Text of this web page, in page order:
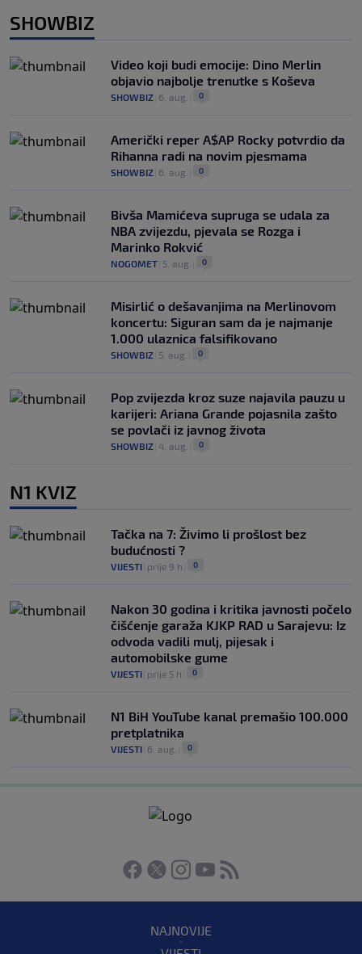
SHOWBIZ
Video koji budi emocije: Dino Merlin
objavio najbolje trenutke s Koševa
SHOWBIZ 6. aug. 0
Američki reper A$AP Rocky potvrdio da
Rihanna radi na novim pjesmama
SHOWBIZ 6. aug. 0
Bivša Mamićeva supruga se udala za
NBA zvijezdu, pjevala se Rozga i
Marinko Rokvić
NOGOMET 5. aug. 0
Misirlić o dešavanjima na Merlinovom
koncertu: Siguran sam da je najmanje
1.000 ulaznica falsifikovano
SHOWBIZ 5. aug. 0
Pop zvijezda kroz suze najavila pauzu u
karijeri: Ariana Grande pojasnila zašto
se povlači iz javnog života
SHOWBIZ 4. aug. 0
N1 KVIZ
Tačka na 7: Živimo li prošlost bez
budućnosti ?
VIJESTI prije 9 h 0
Nakon 30 godina i kritika javnosti počelo
čišćenje garaža KJKP RAD u Sarajevu: Iz
odvoda vadili mulj, pijesak i
automobilske gume
VIJESTI prije 5 h 0
N1 BiH YouTube kanal premašio 100.000
pretplatnika
VIJESTI 6. aug. 0
NAJNOVIJE